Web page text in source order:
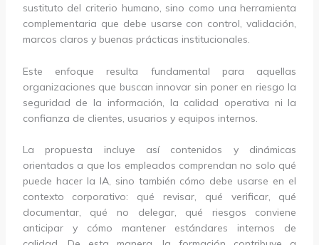
sustituto del criterio humano, sino como una herramienta
complementaria que debe usarse con control, validación,
marcos claros y buenas prácticas institucionales.
Este enfoque resulta fundamental para aquellas
organizaciones que buscan innovar sin poner en riesgo la
seguridad de la información, la calidad operativa ni la
confianza de clientes, usuarios y equipos internos.
La propuesta incluye así contenidos y dinámicas
orientados a que los empleados comprendan no solo qué
puede hacer la IA, sino también cómo debe usarse en el
contexto corporativo: qué revisar, qué verificar, qué
documentar, qué no delegar, qué riesgos conviene
anticipar y cómo mantener estándares internos de